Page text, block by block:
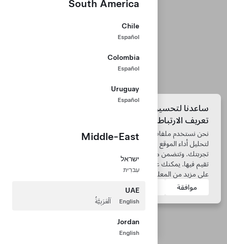
South America
Chile
Español
Colombia
Español
Uruguay
Español
Middle-East
ישראל
עִברִית
UAE
English اَلْعَرَبِيَّةُ
Jordan
English
ساعدنا لتحسين موقعنا الإلكتروني باستخدام ملفات
تعريف الارتباط
نحن نستخدم ملفات تعريف الارتباط ونُعالج البيانات من جهازك
لتحليل أداء الموقع الإلكتروني، وتخصيص محتوى الإعلان، وتحسين
تجربتك. وتتضمن موافقتك عمليات نقل البيانات خارج الدولة التي
تقيم فيها. يمكنك عرض
إعدادات ملفات تعريف الارتباط
على مزيد من المعلومات.
موافقة
مرفوض